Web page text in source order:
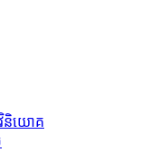
និយោគ